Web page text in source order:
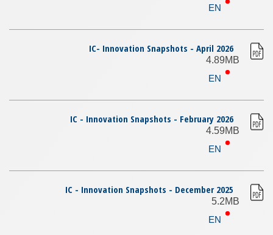
EN
IC- Innovation Snapshots - April 2026
4.89MB
EN
IC - Innovation Snapshots - February 2026
4.59MB
EN
IC - Innovation Snapshots - December 2025
5.2MB
EN